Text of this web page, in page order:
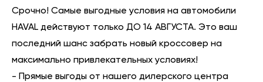
Срочно! Самые выгодные условия на автомобили
HAVAL действуют только ДО 14 АВГУСТА. Это ваш
последний шанс забрать новый кроссовер на
максимально привлекательных условиях!
- Прямые выгоды от нашего дилерского центра